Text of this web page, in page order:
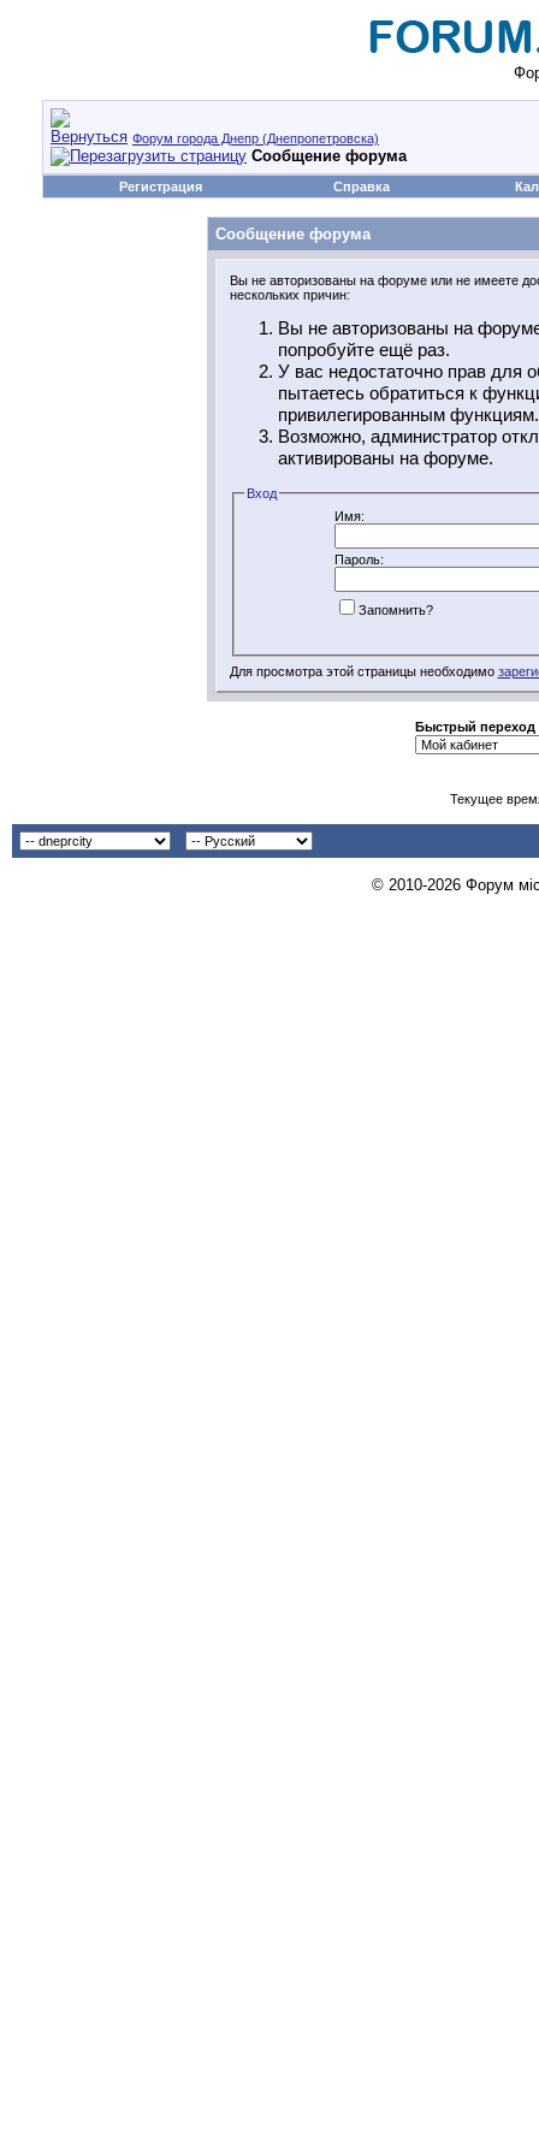
Форум города Днепр (Днепропетровска)
Сообщение форума
Регистрация Справка
Сообщение форума
Вы не авторизованы на форуме или не имеете
нескольких причин:
Вы не авторизованы на
попробуйте ещё раз.
У вас недостаточно прав для
пытаетесь обратиться к
привилегированным функциям.
Возможно, администратор
активированы на форуме.
Вход
Имя:
Пароль:
Запомнить?
Для просмотра этой страницы необходимо
Быстрый переход
Текущее
© 2010-2026 Форум